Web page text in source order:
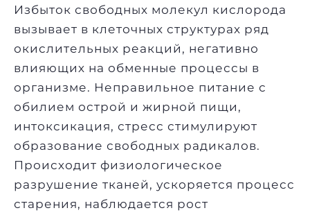
Избыток свободных молекул кислорода
вызывает в клеточных структурах ряд
окислительных реакций, негативно
влияющих на обменные процессы в
организме. Неправильное питание с
обилием острой и жирной пищи,
интоксикация, стресс стимулируют
образование свободных радикалов.
Происходит физиологическое
разрушение тканей, ускоряется процесс
старения, наблюдается рост